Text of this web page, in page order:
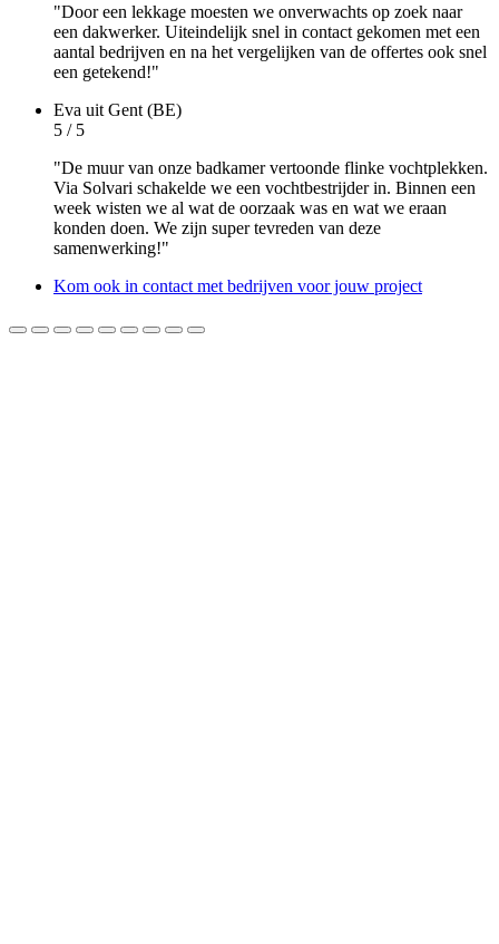
"Door een lekkage moesten we onverwachts op zoek naar
een dakwerker. Uiteindelijk snel in contact gekomen met een
aantal bedrijven en na het vergelijken van de offertes ook snel
een getekend!"
Eva uit Gent (BE)
5 / 5
"De muur van onze badkamer vertoonde flinke vochtplekken.
Via Solvari schakelde we een vochtbestrijder in. Binnen een
week wisten we al wat de oorzaak was en wat we eraan
konden doen. We zijn super tevreden van deze
samenwerking!"
Kom ook in contact met bedrijven voor jouw project